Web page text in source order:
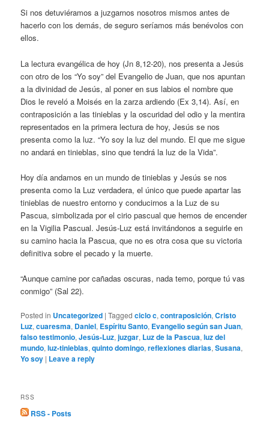
Si nos detuviéramos a juzgarnos nosotros mismos antes de
hacerlo con los demás, de seguro seríamos más benévolos con
ellos.
La lectura evangélica de hoy (Jn 8,12-20), nos presenta a Jesús
con otro de los “Yo soy” del Evangelio de Juan, que nos apuntan
a la divinidad de Jesús, al poner en sus labios el nombre que
Dios le reveló a Moisés en la zarza ardiendo (Ex 3,14). Así, en
contraposición a las tinieblas y la oscuridad del odio y la mentira
representados en la primera lectura de hoy, Jesús se nos
presenta como la luz. “Yo soy la luz del mundo. El que me sigue
no andará en tinieblas, sino que tendrá la luz de la Vida”.
Hoy día andamos en un mundo de tinieblas y Jesús se nos
presenta como la Luz verdadera, el único que puede apartar las
tinieblas de nuestro entorno y conducirnos a la Luz de su
Pascua, simbolizada por el cirio pascual que hemos de encender
en la Vigilia Pascual. Jesús-Luz está invitándonos a seguirle en
su camino hacia la Pascua, que no es otra cosa que su victoria
definitiva sobre el pecado y la muerte.
“Aunque camine por cañadas oscuras, nada temo, porque tú vas
conmigo” (Sal 22).
Posted in Uncategorized |Tagged ciclo c,contraposición,Cristo
Luz,cuaresma, Daniel, Espíritu Santo, Evangelio según san Juan,
falso testimonio,Jesús-Luz,juzgar, Luz de la Pascua,luz del
mundo,luz-tinieblas,quinto domingo,reflexiones diarias,Susana,
Yo soy | Leave a reply
RSS
RSS - Posts